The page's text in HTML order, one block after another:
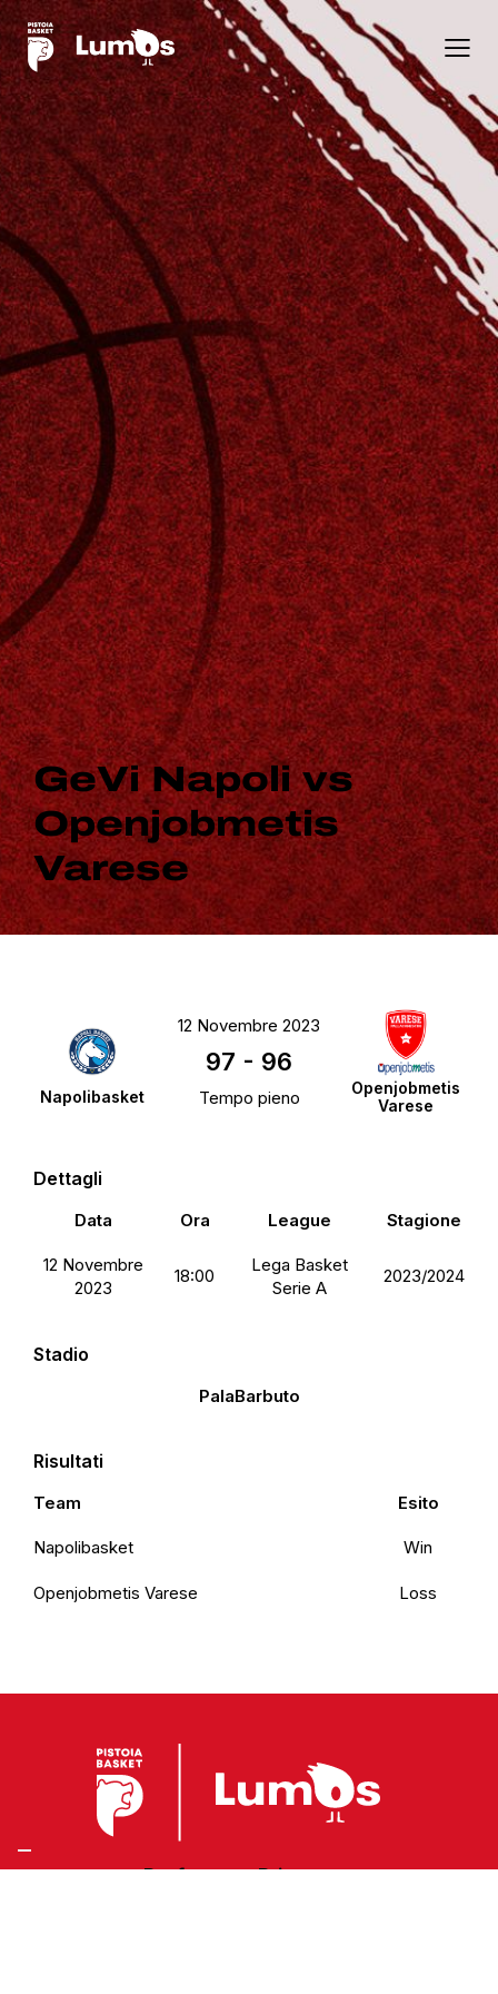
GeVi Napoli vs
Openjobmetis
Varese
Napolibasket
Openjobmetis
Varese
12 Novembre 2023
97 - 96
Tempo pieno
Dettagli
Data Ora League Stagione
12 Novembre
2023
18:00
Lega Basket
Serie A
2023/2024
Stadio
PalaBarbuto
Risultati
Team Esito
Napolibasket Win
Openjobmetis Varese Loss
Preferenze Privacy